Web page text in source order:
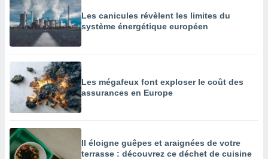
Les canicules révèlent les limites du
système énergétique européen
Les mégafeux font exploser le coût des
assurances en Europe
Il éloigne guêpes et araignées de votre
terrasse : découvrez ce déchet de cuisine